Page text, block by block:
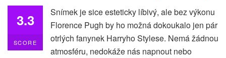
3.3
SCORE
Snímek je sice esteticky líbivý, ale bez výkonu
Florence Pugh by ho možná dokoukalo jen pár
otrlých fanynek Harryho Stylese. Nemá žádnou
atmosféru, nedokáže nás napnout nebo